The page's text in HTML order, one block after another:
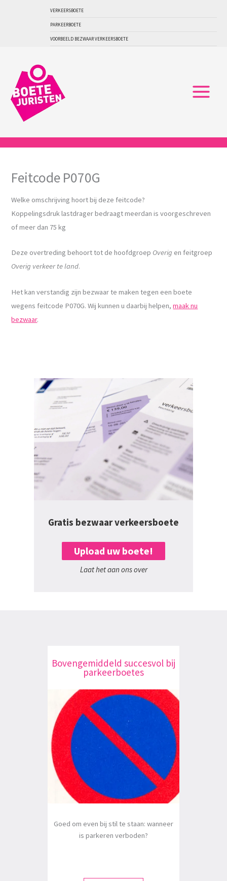
VERKEERSBOETE
PARKEERBOETE
VOORBEELD BEZWAAR VERKEERSBOETE
Feitcode P070G
Welke omschrijving hoort bij deze feitcode?
Koppelingsdruk lastdrager bedraagt meerdan is voorgeschreven
of meer dan 75 kg
Deze overtreding behoort tot de hoofdgroep Overig en feitgroep
Overig verkeer te land.
Het kan verstandig zijn bezwaar te maken tegen een boete
wegens feitcode P070G. Wij kunnen u daarbij helpen,maak nu
bezwaar.
Gratis bezwaar verkeersboete
Upload uw boete!
Laat het aan ons over
Bovengemiddeld succesvol bij
parkeerboetes
Goed om even bij stil te staan: wanneer
is parkeren verboden?